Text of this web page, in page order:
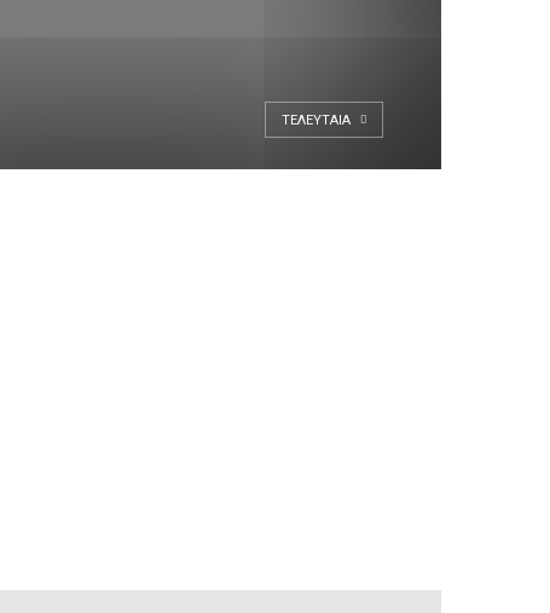
ΤΕΛΕΥΤΑΊΑ